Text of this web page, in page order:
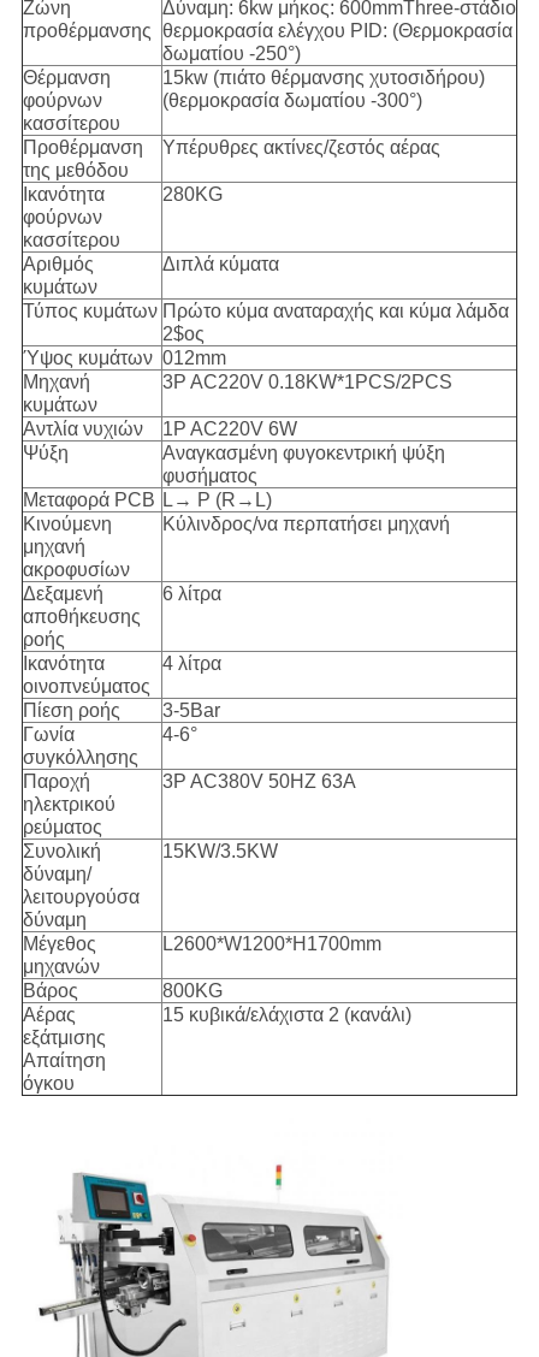
Ζώνη
προθέρμανσης
Δύναμη: 6kw μήκος: 600mmThree-στάδιο
θερμοκρασία ελέγχου PID: (Θερμοκρασία
δωματίου -250°)
Θέρμανση
φούρνων
κασσίτερου
15kw (πιάτο θέρμανσης χυτοσιδήρου)
(θερμοκρασία δωματίου -300°)
Προθέρμανση
της μεθόδου
Υπέρυθρες ακτίνες/ζεστός αέρας
Ικανότητα
φούρνων
κασσίτερου
280KG
Αριθμός
κυμάτων
Διπλά κύματα
Τύπος κυμάτων Πρώτο κύμα αναταραχής και κύμα λάμδα
2$ος
Ύψος κυμάτων 012mm
Μηχανή
κυμάτων
3P AC220V 0.18KW*1PCS/2PCS
Αντλία νυχιών
1P AC220V 6W
Ψύξη
Αναγκασμένη φυγοκεντρική ψύξη
φυσήματος
Μεταφορά PCB L→ Ρ (R→L)
Κινούμενη
μηχανή
ακροφυσίων
Κύλινδρος/να περπατήσει μηχανή
Δεξαμενή
αποθήκευσης
ροής
6 λίτρα
Ικανότητα
οινοπνεύματος
4 λίτρα
Πίεση ροής
3-5Bar
Γωνία
συγκόλλησης
4-6°
Παροχή
ηλεκτρικού
ρεύματος
3P AC380V 50HZ 63A
Συνολική
δύναμη/
λειτουργούσα
δύναμη
15KW/3.5KW
Μέγεθος
μηχανών
L2600*W1200*H1700mm
Βάρος
800KG
Αέρας
εξάτμισης
Απαίτηση
όγκου
15 κυβικά/ελάχιστα 2 (κανάλι)